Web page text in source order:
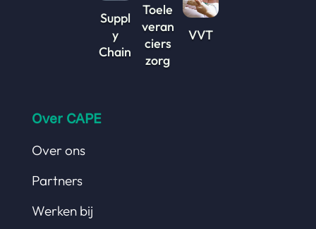
Suppl
y
Chain
Toele
veran
ciers
zorg
VVT
Over CAPE
Over ons
Partners
Werken bij